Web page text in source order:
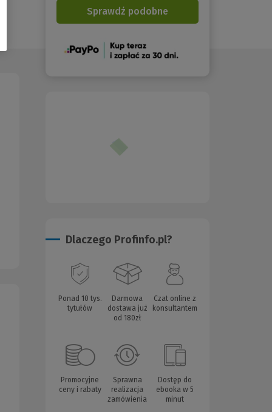
Sprawdź podobne
(Nowe
Dlaczego Profinfo.pl?
Ponad 10 tys.
tytułów
Darmowa
dostawa już
od 180zł
Czat online z
konsultantem
Promocyjne
ceny i rabaty
Sprawna
realizacja
zamówienia
Dostęp do
ebooka w 5
minut